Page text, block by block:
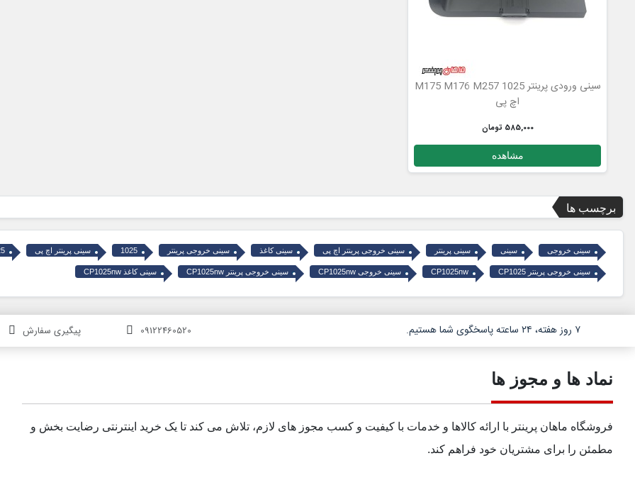
سینی ورودی پرینتر 1025 M175 M176 M257
اچ پی
585,000 تومان
مشاهده
برچسب ها
سینی خروجی سینی سینی پرینتر سینی خروجی پرینتر اچ پی سینی کاغذ سینی خروجی پرینتر 1025 سینی پرینتر اچ پی
سینی خروجی پرینتر CP1025 CP1025nw سینی خروجی CP1025nw سینی خروجی پرینتر CP1025nw سینی کاغذ CP1025nw
۷ روز هفته، ۲۴ ساعته پاسخگوی شما هستیم. پیگیری سفارش 09122460520
نماد ها و مجوز ها
فروشگاه ماهان پرینتر با ارائه کالاها و خدمات با کیفیت و کسب مجوز های لازم، تلاش می کند تا یک خرید اینترنتی رضایت بخش و
مطمئن را برای مشتریان خود فراهم کند.